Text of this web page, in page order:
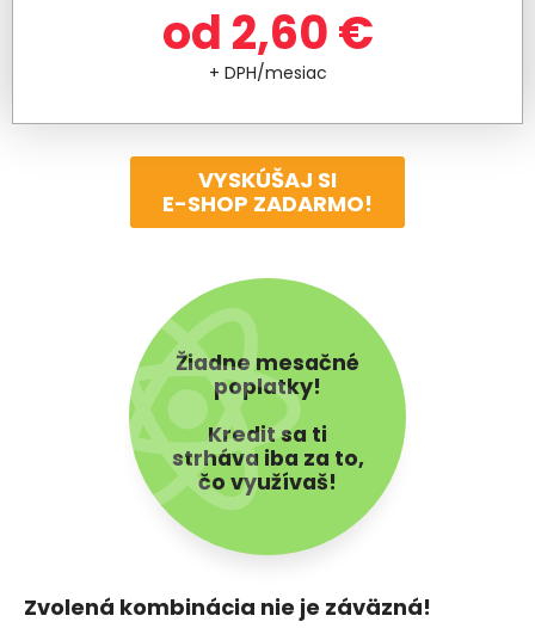
od 2,60 €
+ DPH/mesiac
VYSKÚŠAJ SI
E-SHOP ZADARMO!
Žiadne mesačné
poplatky!
Kredit sa ti
strháva iba za to,
čo využívaš!
Zvolená kombinácia nie je záväzná!